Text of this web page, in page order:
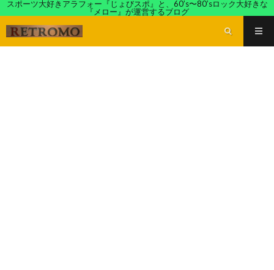
スポーツ大好きアラフォー『じょびスポ』と、60’s〜80’sロック大好きな
『メロー』が運営するブログ